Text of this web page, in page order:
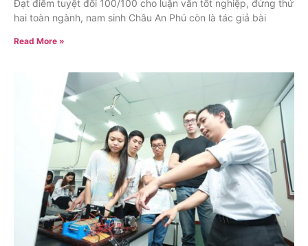
Đạt điểm tuyệt đối 100/100 cho luận văn tốt nghiệp, đứng thứ
hai toàn ngành, nam sinh Châu An Phú còn là tác giả bài
Read More »